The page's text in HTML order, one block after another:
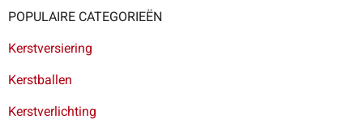
POPULAIRE CATEGORIEËN
Kerstversiering
Kerstballen
Kerstverlichting